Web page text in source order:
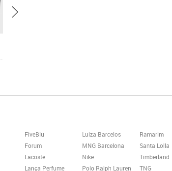
Tote Preta
FiveBlu
Forum
Lacoste
Lança Perfume
Luiza Barcelos
MNG Barcelona
Nike
Polo Ralph Lauren
Ramarim
Santa Lolla
Timberland
TNG